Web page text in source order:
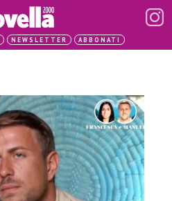
NEWSLETTER ABBONATI